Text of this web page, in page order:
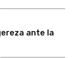
ante la